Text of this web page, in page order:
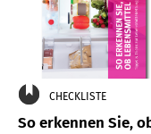
CHECKLISTE
So erkennen Sie,